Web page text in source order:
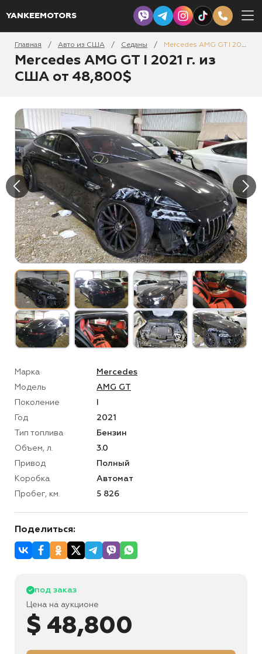
YANKEEMOTORS
Главная / Авто из США / Седаны / Mercedes AMG GT I 2021
Mercedes AMG GT I 2021 г. из
США от 48,800$
Марка
Mercedes
Модель
AMG GT
Поколение
Год
2021
Тип топлива
Бензин
Объем, л.
3.0
Привод
Полный
Коробка
Автомат
Пробег, км.
5 826
Поделиться:
под заказ
Цена на аукционе
$ 48,800